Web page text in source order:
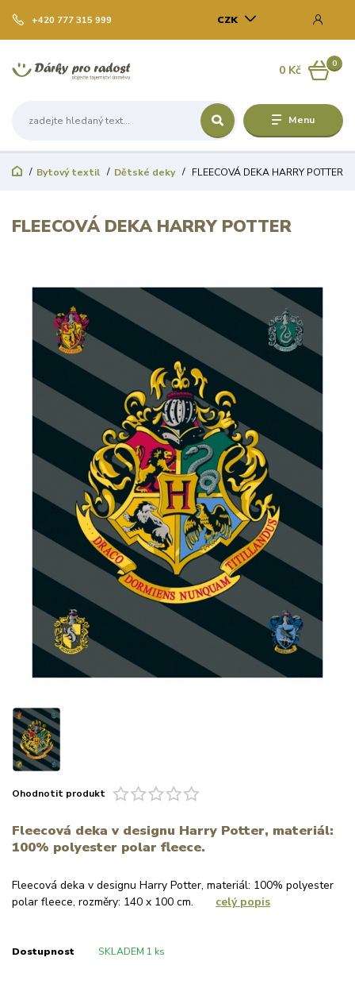
Menu
CZK
+420 777 315 999
0
0 Kč
Bytový textil Dětské deky FLEECOVÁ DEKA HARRY POTTER
FLEECOVÁ DEKA HARRY POTTER
Ohodnotit produkt
Fleecová deka v designu Harry Potter, materiál:
100% polyester polar fleece.
Fleecová deka v designu Harry Potter, materiál: 100% polyester
polar fleece, rozměry: 140 x 100 cm. celý popis
Dostupnost SKLADEM 1 ks